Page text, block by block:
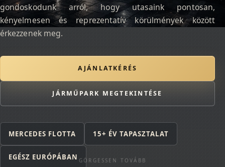
gondoskodunk arról, hogy utasaink pontosan,
kényelmesen és reprezentatív körülmények között
érkezzenek meg.
AJÁNLATKÉRÉS
JÁRMŰPARK MEGTEKINTÉSE
MERCEDES FLOTTA 15+ ÉV TAPASZTALAT
EGÉSZ EURÓPÁBAN
GÖRGESSEN TOVÁBB